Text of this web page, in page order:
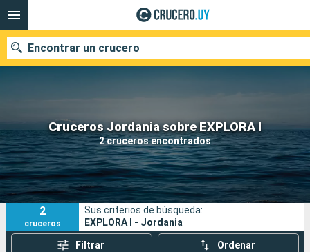
Cruceros Jordania sobre EXPLORA I
2 cruceros encontrados
Encontrar un crucero
Nuestros destinos
Fecha de salida
Puertos Compañías
Buscar
2
cruceros
Sus criterios de búsqueda:
EXPLORA I - Jordania
Filtrar Ordenar